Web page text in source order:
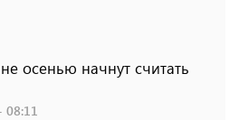
осенью начнут считать
08:11